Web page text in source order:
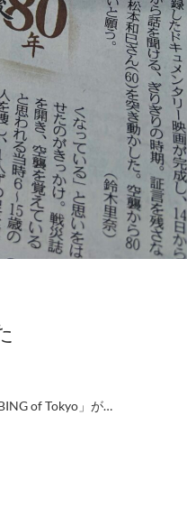
of Tokyo」が…